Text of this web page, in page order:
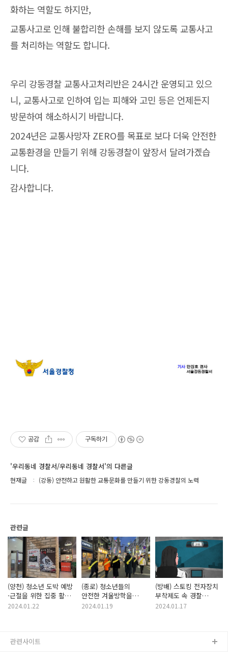
화하는 역할도 하지만,
교통사고로 인해 불합리한 손해를 보지 않도록 교통사고
를 처리하는 역할도 합니다.
우리 강동경찰 교통사고처리반은 24시간 운영되고 있으
니, 교통사고로 인하여 입는 피해와 고민 등은 언제든지
방문하여 해소하시기 바랍니다.
2024년은 교통사망자 ZERO를 목표로 보다 더욱 안전한
교통환경을 만들기 위해 강동경찰이 앞장서 달려가겠습
니다.
감사합니다.
공감 구독하기
'우리동네 경찰서/우리동네 경찰서'의 다른글
현재글 (강동) 안전하고 원활한 교통문화를 만들기 위한 강동경찰의 노력
관련글
(양천) 청소년 도박 예방
·근절을 위한 집중 활동
실시!
2024.01.22
(종로) 청소년들의
안전한 겨울방학을
위하여
2024.01.19
(방배) 스토킹 전자장치
부착제도 속 경찰
기능별 주요 역할
2024.01.17
관련사이트